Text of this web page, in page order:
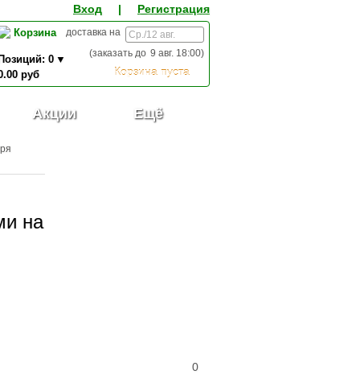
Вход | Регистрация
Корзина
Корзина пуста
доставка на
)
9 авг. 18:00
(заказать до
0
руб
0,00
Акции Ещё
на
0